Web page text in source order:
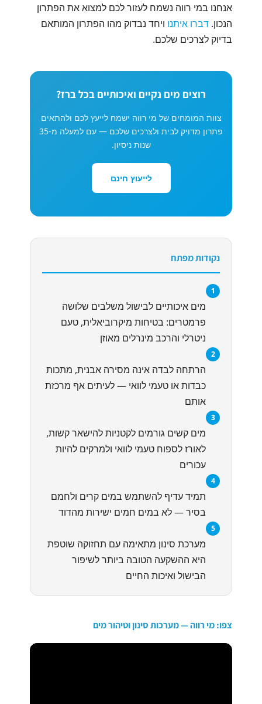
אנחנו במי רווה נשמח לעזור לכם למצוא את הפתרון
הנכון. דברו איתנו ויחד נבדוק מהו הפתרון המותאם
בדיוק לצרכים שלכם.
רוצים מים נקיים ואיכותיים בכל ברז?
צוות המומחים של מי רווה ישמח לייעץ לכם ולהתאים
פתרון מדויק לבית ולצרכים שלכם — עם למעלה מ-35
שנות ניסיון.
לייעוץ חינם
נקודות מפתח
1
מים איכותיים לבישול משלבים שלושה
פרמטרים: בטיחות מיקרוביאלית, טעם
ניטרלי והרכב מינרלים מאוזן
2
הרתחה לבדה אינה מסירה אבנית, מתכות
כבדות או טעמי לוואי — לעיתים אף מרכזת
אותם
3
מים קשים גורמים לקטניות להישאר קשות,
לאורז לספוח טעמי לוואי ולמרקים להיות
עכורים
4
תמיד עדיף להשתמש במים קרים ולחמם
בסיר — לא במים חמים ישירות מהדוד
5
מערכת סינון מתאימה עם תחזוקה שוטפת
היא ההשקעה הטובה ביותר לשיפור
הבישול ואיכות החיים
צפו: מי רווה — מערכות סינון וטיהור מים